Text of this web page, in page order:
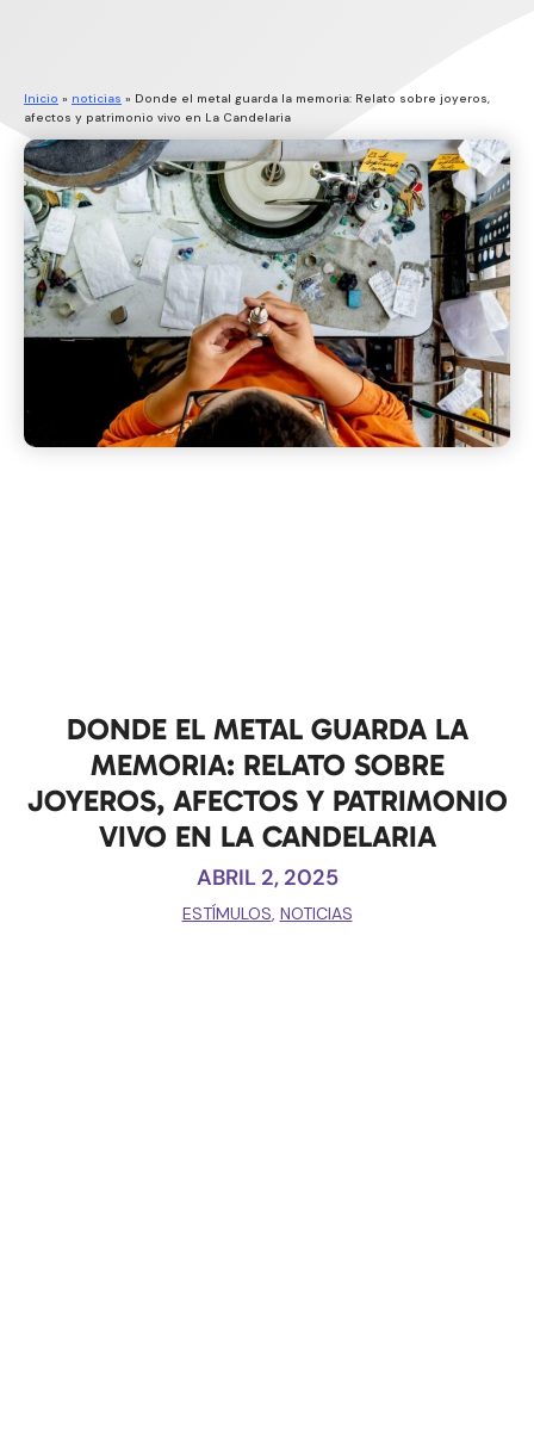
Inicio » noticias » Donde el metal guarda la memoria: Relato sobre joyeros,
afectos y patrimonio vivo en La Candelaria
DONDE EL METAL GUARDA LA
MEMORIA: RELATO SOBRE
JOYEROS, AFECTOS Y PATRIMONIO
VIVO EN LA CANDELARIA
ABRIL 2, 2025
ESTÍMULOS, NOTICIAS